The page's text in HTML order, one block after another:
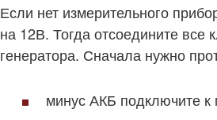
Если нет измерительного
на 12В. Тогда отсоедините все
генератора. Сначала нужно
минус АКБ подключите к